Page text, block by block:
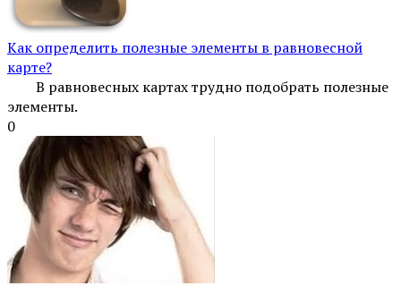
Как определить полезные элементы в равновесной
карте?
В равновесных картах трудно подобрать полезные
элементы.
0